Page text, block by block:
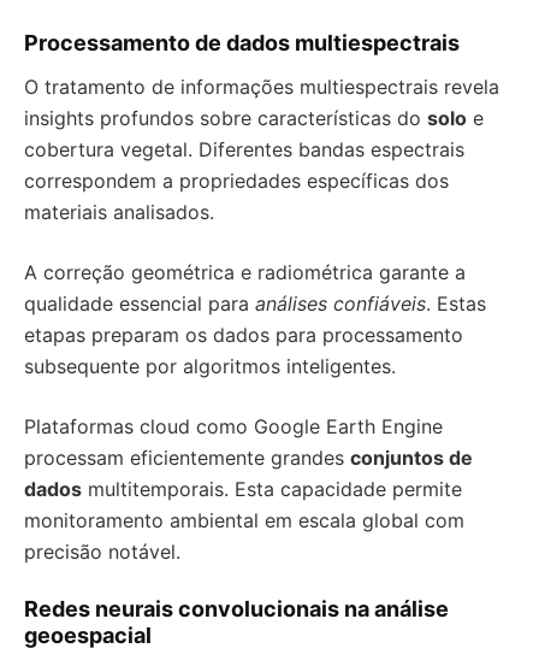
Processamento de dados multiespectrais
O tratamento de informações multiespectrais revela
insights profundos sobre características do solo e
cobertura vegetal. Diferentes bandas espectrais
correspondem a propriedades específicas dos
materiais analisados.
A correção geométrica e radiométrica garante a
qualidade essencial para análises confiáveis. Estas
etapas preparam os dados para processamento
subsequente por algoritmos inteligentes.
Plataformas cloud como Google Earth Engine
processam eficientemente grandes conjuntos de
dados multitemporais. Esta capacidade permite
monitoramento ambiental em escala global com
precisão notável.
Redes neurais convolucionais na análise
geoespacial